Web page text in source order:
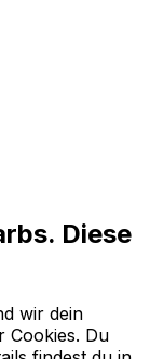
Diese
wir dein
Cookies. Du